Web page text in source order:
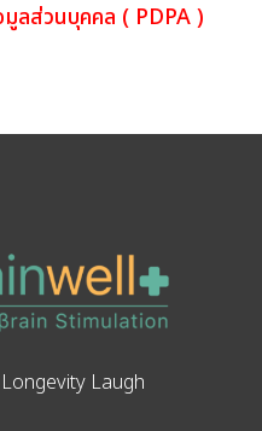
ลส่วนบุคคล ( PDPA )
Laugh